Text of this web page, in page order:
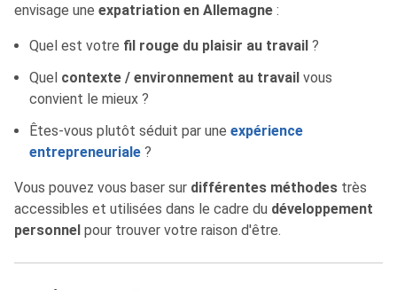
envisage une expatriation en Allemagne :
Quel est votre fil rouge du plaisir au travail ?
Quel contexte / environnement au travail vous
convient le mieux ?
Êtes-vous plutôt séduit par une expérience
entrepreneuriale ?
Vous pouvez vous baser sur différentes méthodes très
accessibles et utilisées dans le cadre du développement
personnel pour trouver votre raison d'être.